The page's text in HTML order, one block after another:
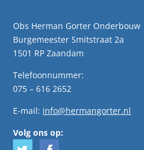
Obs Herman Gorter Onderbouw
Burgemeester Smitstraat 2a
1501 RP Zaandam
Telefoonnummer:
075 – 616 2652
E-mail: info@hermangorter.nl
Volg ons op: